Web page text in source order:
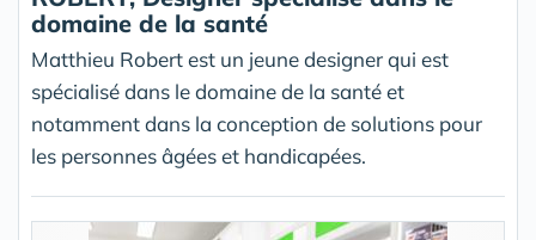
domaine de la santé
Matthieu Robert est un jeune designer qui est
spécialisé dans le domaine de la santé et
notamment dans la conception de solutions pour
les personnes âgées et handicapées.